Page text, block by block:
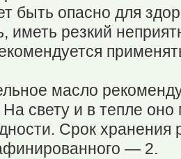
быть опасно для
иметь резкий
масло
свету и в тепле
Срок
— 2.